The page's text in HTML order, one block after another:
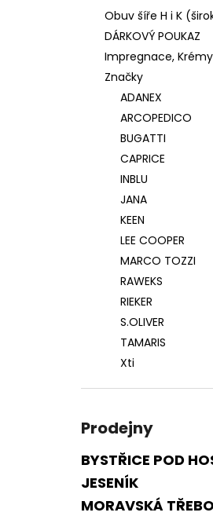
Obuv šíře H i K
DÁRKOVÝ POUKAZ
Impregnace,
Značky
ADANEX
ARCOPEDICO
BUGATTI
CAPRICE
INBLU
JANA
KEEN
LEE COOPER
MARCO TOZZI
RAWEKS
RIEKER
S.OLIVER
TAMARIS
Xti
Prodejny
BYSTŘICE POD
JESENÍK
MORAVSKÁ